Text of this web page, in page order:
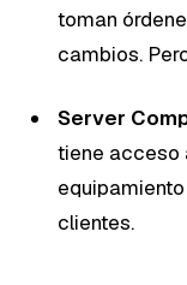
toman
cambios.
Server
tiene acceso
clientes.